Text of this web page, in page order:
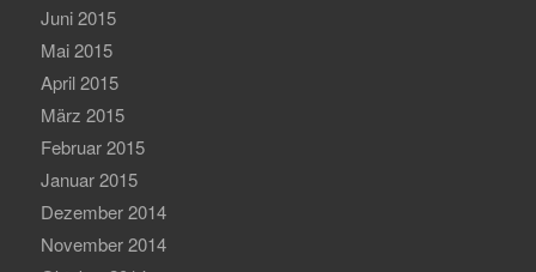
Juni 2015
Mai 2015
April 2015
März 2015
Februar 2015
Januar 2015
Dezember 2014
November 2014